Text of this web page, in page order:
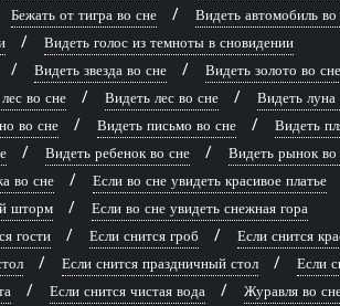
Бежать от тигра во сне
Видеть автомобиль во
Видеть голос из темноты в сновидении
Видеть звезда во сне
Видеть золото во сне
во сне Видеть лес во сне
Видеть луна
во сне Видеть письмо во сне
Видеть
Видеть ребенок во сне
Видеть рынок во
во сне
Если во сне увидеть красивое платье
шторм
Если во сне увидеть снежная гора
гости Если снится гроб
Если снится
Если снится праздничный стол
Если
Если снится чистая вода
Журавля во